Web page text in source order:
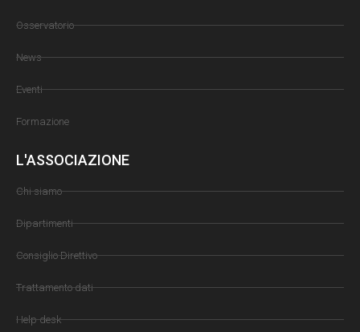
L'ASSOCIAZIONE
Chi siamo
Dipartimenti
Consiglio Direttivo
Trattamento dati
Help desk
Osservatorio
News
Eventi
Formazione